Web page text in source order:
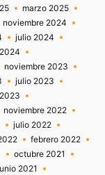
marzo 2025
noviembre 2024
julio 2024
noviembre 2023
julio 2023
noviembre 2022
julio 2022
febrero 2022
octubre 2021
2021